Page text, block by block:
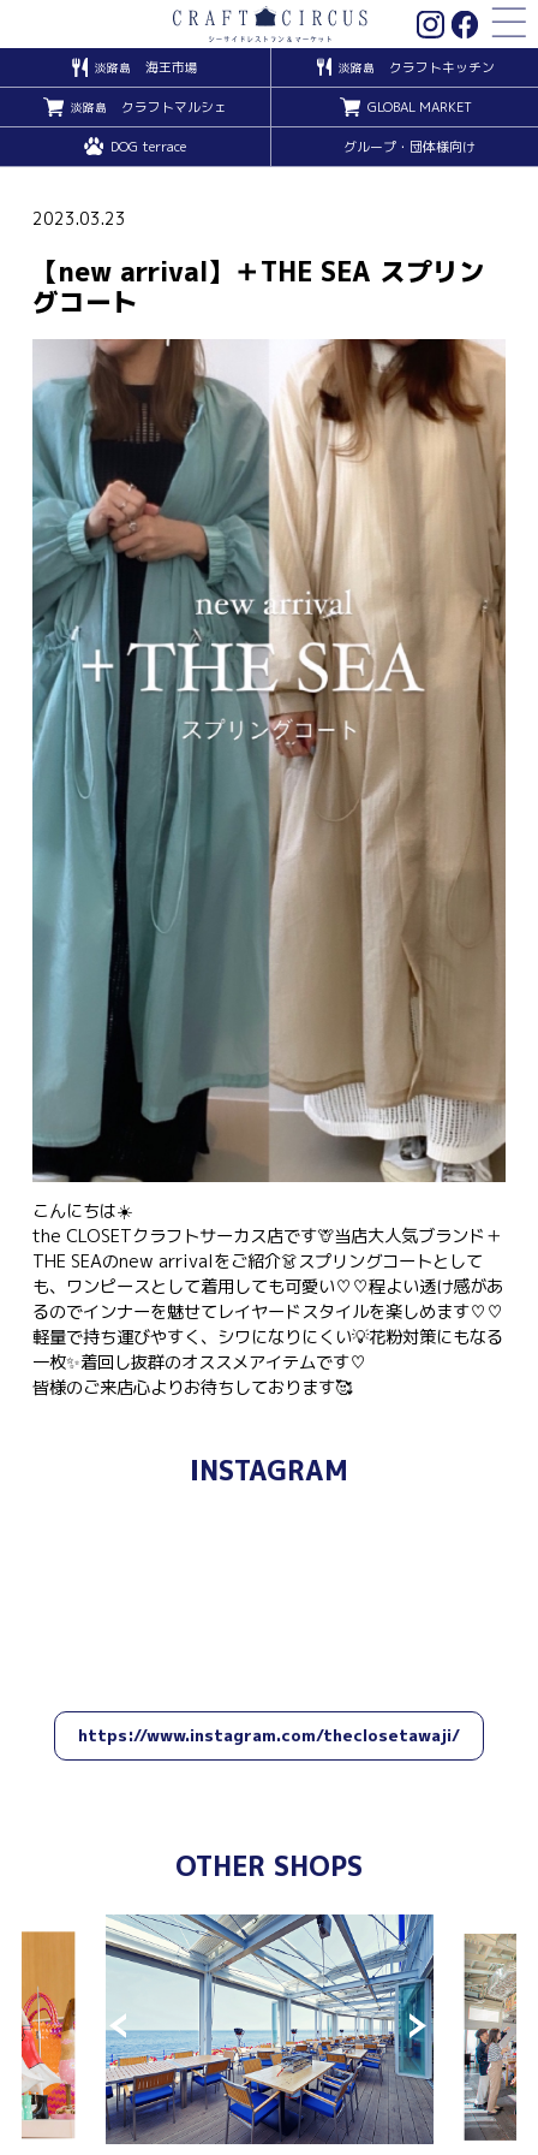
淡路島 海王市場 淡路島 クラフトキッチン
淡路島 クラフトマルシェ GLOBAL MARKET
DOG terrace グループ・団体様向け
2023.03.23
【new arrival】＋THE SEA スプリン
グコート
こんにちは☀️
the CLOSETクラフトサーカス店です🦒当店大人気ブランド＋
THE SEAのnew arrivalをご紹介👗スプリングコートとして
も、ワンピースとして着用しても可愛い♡♡程よい透け感があ
るのでインナーを魅せてレイヤードスタイルを楽しめます♡♡
軽量で持ち運びやすく、シワになりにくい💡花粉対策にもなる
一枚✨着回し抜群のオススメアイテムです♡
皆様のご来店心よりお待ちしております🥰
INSTAGRAM
https://www.instagram.com/theclosetawaji/
OTHER SHOPS